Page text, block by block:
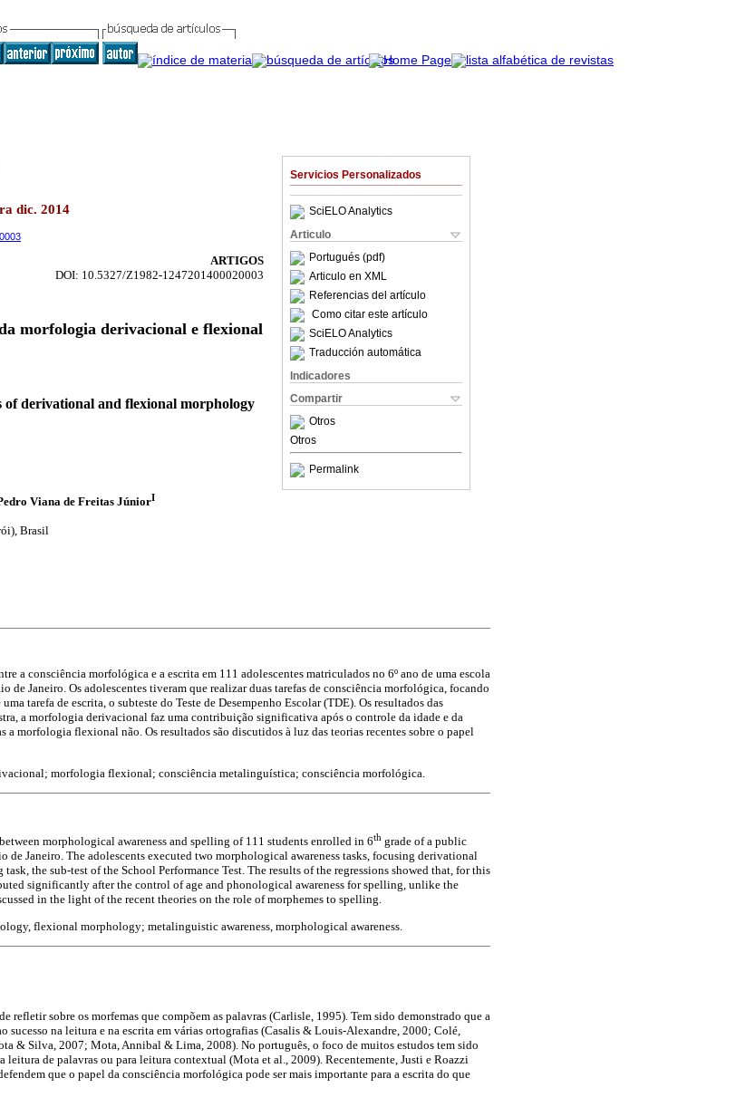
Servicios Personalizados
SciELO Analytics
Articulo
Portugués (pdf)
Articulo en XML
Referencias del artículo
Como citar este artículo
SciELO Analytics
Traducción automática
Indicadores
Compartir
Otros
Otros
Permalink
dic. 2014
ARTIGOS
DOI: 10.5327/Z1982-1247201400020003
morfologia derivacional e flexional
derivational and flexional morphology
Viana de Freitas JúniorI
Brasil
a consciência morfológica e a escrita em 111 adolescentes matriculados no 6º ano de uma escola
de Janeiro. Os adolescentes tiveram que realizar duas tarefas de consciência morfológica, focando
tarefa de escrita, o subteste do Teste de Desempenho Escolar (TDE). Os resultados das
a morfologia derivacional faz uma contribuição significativa após o controle da idade e da
a morfologia flexional não. Os resultados são discutidos à luz das teorias recentes sobre o papel
morfologia flexional; consciência metalinguística; consciência morfológica.
morphological awareness and spelling of 111 students enrolled in 6th grade of a public
de Janeiro. The adolescents executed two morphological awareness tasks, focusing derivational
the sub-test of the School Performance Test. The results of the regressions showed that, for this
significantly after the control of age and phonological awareness for spelling, unlike the
in the light of the recent theories on the role of morphemes to spelling.
flexional morphology; metalinguistic awareness, morphological awareness.
refletir sobre os morfemas que compõem as palavras (Carlisle, 1995). Tem sido demonstrado que a
sucesso na leitura e na escrita em várias ortografias (Casalis & Louis-Alexandre, 2000; Colé,
& Silva, 2007; Mota, Annibal & Lima, 2008). No português, o foco de muitos estudos tem sido
leitura de palavras ou para leitura contextual (Mota et al., 2009). Recentemente, Justi e Roazzi
que o papel da consciência morfológica pode ser mais importante para a escrita do que